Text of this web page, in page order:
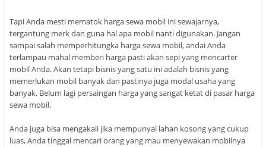
Tapi Anda mesti mematok harga sewa mobil ini sewajarnya,
tergantung merk dan guna hal apa mobil nanti digunakan. Jangan
sampai salah memperhitungka harga sewa mobil, andai Anda
terlampau mahal memberi harga pasti akan sepi yang mencarter
mobil Anda. Akan tetapi bisnis yang satu ini adalah bisnis yang
memerlukan mobil banyak dan pastinya juga modal usaha yang
banyak. Belum lagi persaingan harga yang sangat ketat di pasar harga
sewa mobil.
Anda juga bisa mengakali jika mempunyai lahan kosong yang cukup
luas, Anda tinggal mencari orang yang mau menyewakan mobilnya